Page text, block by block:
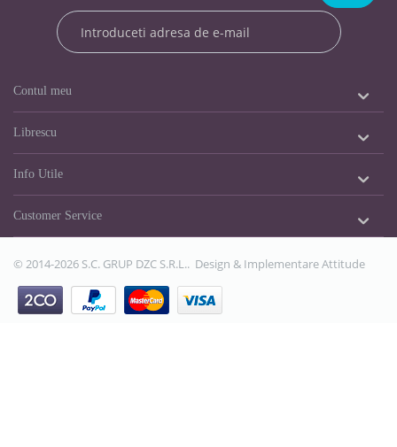
Contul meu
Librescu
Info Utile
Customer Service
© 2014-2026 S.C. GRUP DZC S.R.L.. Design & ImplementareAttitude